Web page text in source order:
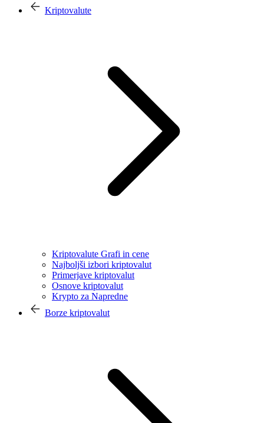
Kriptovalute
Kriptovalute Grafi in cene
Najboljši izbori kriptovalut
Primerjave kriptovalut
Osnove kriptovalut
Krypto za Napredne
Borze kriptovalut